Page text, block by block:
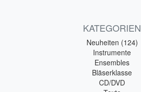
KATEGORIEN
Neuheiten (124)
Instrumente
Ensembles
Bläserklasse
CD/DVD